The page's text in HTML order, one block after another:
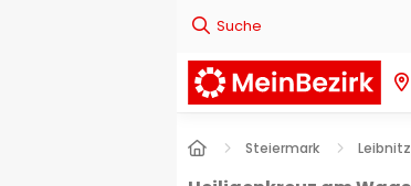
Suche
Steiermark Leibnitz